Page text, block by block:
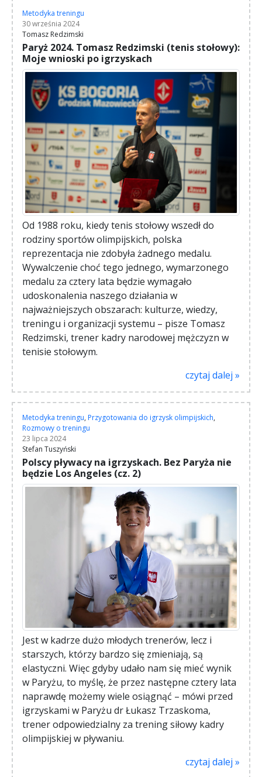
Metodyka treningu
30 września 2024
Tomasz Redzimski
Paryż 2024. Tomasz Redzimski (tenis stołowy):
Moje wnioski po igrzyskach
Od 1988 roku, kiedy tenis stołowy wszedł do
rodziny sportów olimpijskich, polska
reprezentacja nie zdobyła żadnego medalu.
Wywalczenie choć tego jednego, wymarzonego
medalu za cztery lata będzie wymagało
udoskonalenia naszego działania w
najważniejszych obszarach: kulturze, wiedzy,
treningu i organizacji systemu – pisze Tomasz
Redzimski, trener kadry narodowej mężczyzn w
tenisie stołowym.
czytaj dalej »
Metodyka treningu, Przygotowania do igrzysk olimpijskich,
Rozmowy o treningu
23 lipca 2024
Stefan Tuszyński
Polscy pływacy na igrzyskach. Bez Paryża nie
będzie Los Angeles (cz. 2)
Jest w kadrze dużo młodych trenerów, lecz i
starszych, którzy bardzo się zmieniają, są
elastyczni. Więc gdyby udało nam się mieć wynik
w Paryżu, to myślę, że przez następne cztery lata
naprawdę możemy wiele osiągnąć – mówi przed
igrzyskami w Paryżu dr Łukasz Trzaskoma,
trener odpowiedzialny za trening siłowy kadry
olimpijskiej w pływaniu.
czytaj dalej »